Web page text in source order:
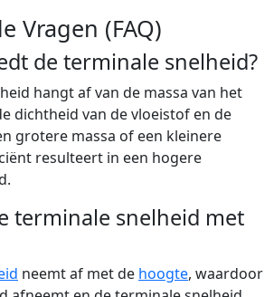
Vragen (FAQ)
de terminale snelheid?
hangt af van de massa van het
dichtheid van de vloeistof en de
grotere massa of een kleinere
resulteert in een hogere
terminale snelheid met
neemt af met de hoogte, waardoor